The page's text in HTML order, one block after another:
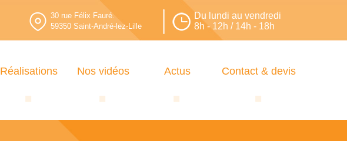
30 rue Félix Fauré.
59350 Saint-André-lez-Lille
Du lundi au vendredi
8h - 12h / 14h - 18h
Réalisations Nos vidéos Actus Contact & devis